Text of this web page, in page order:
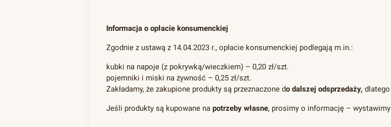
Informacja o opłacie konsumenckiej
Zgodnie z ustawą z 14.04.2023 r., opłacie konsumenckiej podlegają m.in.:
kubki na napoje (z pokrywką/wieczkiem) – 0,20 zł/szt.
pojemniki i miski na żywność – 0,25 zł/szt.
Zakładamy, że zakupione produkty są przeznaczone do dalszej odsprzedaży, dlatego
Jeśli produkty są kupowane na potrzeby własne, prosimy o informację – wystawimy